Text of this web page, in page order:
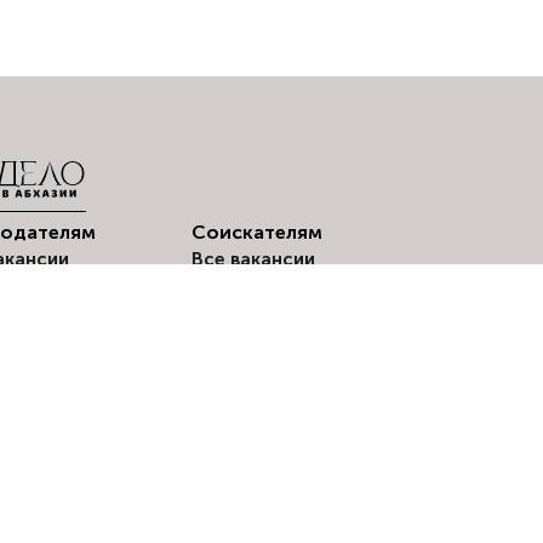
Соискателям
Все вакансии